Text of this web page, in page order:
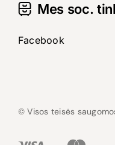
Mes soc.
Facebook
© Visos teisės